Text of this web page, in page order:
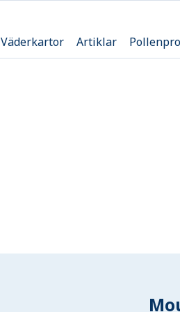
Väderkartor Artiklar